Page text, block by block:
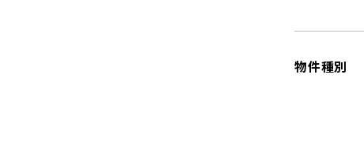
物件種別